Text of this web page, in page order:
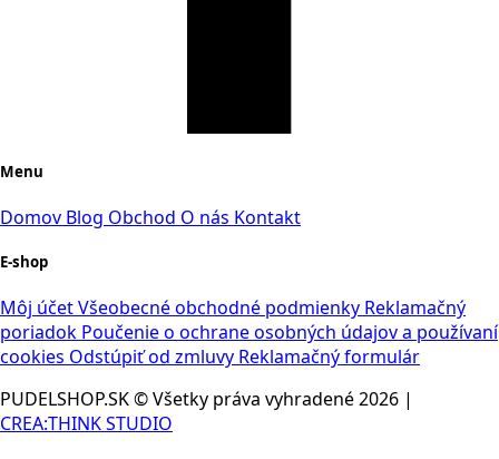
Menu
Domov Blog Obchod O nás Kontakt
E-shop
Môj účetVšeobecné obchodné podmienky Reklamačný
poriadok Poučenie o ochrane osobných údajov a používaní
cookies Odstúpiť od zmluvy Reklamačný formulár
PUDELSHOP.SK © Všetky práva vyhradené2026 |
CREA:THINK STUDIO